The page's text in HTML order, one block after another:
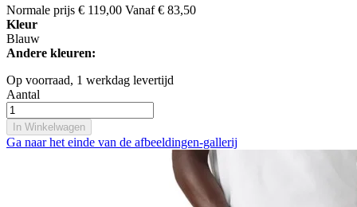
Normale prijs € 119,00 Vanaf € 83,50
Kleur
Blauw
Andere kleuren:
Op voorraad, 1 werkdag levertijd
Aantal
In Winkelwagen
Ga naar het einde van de afbeeldingen-gallerij